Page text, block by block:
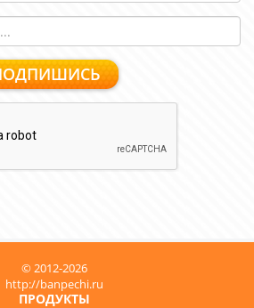
© 2012-2026
http://banpechi.ru
ПРОДУКТЫ